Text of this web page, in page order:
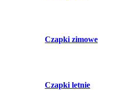
Czapki zimowe
Czapki letnie